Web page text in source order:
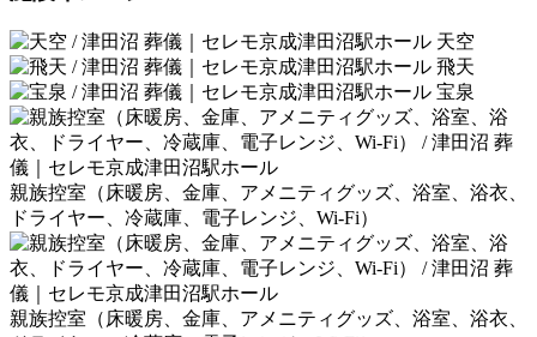
天空
飛天
宝泉
親族控室（床暖房、金庫、アメニティグッズ、浴室、浴衣、
ドライヤー、冷蔵庫、電子レンジ、Wi-Fi）
親族控室（床暖房、金庫、アメニティグッズ、浴室、浴衣、